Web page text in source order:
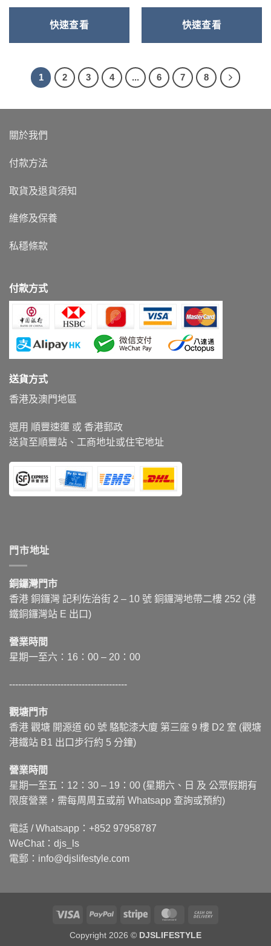
快速查看 快速查看
1 2 3 4 ... 6 7 8
關於我們
付款方法
取貨及退貨須知
維修及保養
私穩條款
付款方式
送貨方式
香港及澳門地區
選用 順豐速運 或 香港郵政
送貨至順豐站、工商地址或住宅地址
門市地址
銅鑼灣門市
香港 銅鑼灣 記利佐治街 2 – 10 號 銅鑼灣地帶二樓 252 (港
鐵銅鑼灣站 E 出口)
營業時間
星期一至六：16：00 – 20：00
---------------------------------------
觀塘門市
香港 觀塘 開源道 60 號 駱駝漆大廈 第三座 9 樓 D2 室 (觀塘
港鐵站 B1 出口步行約 5 分鐘)
營業時間
星期一至五：12：30 – 19：00 (星期六、日 及 公眾假期有
限度營業，需每周周五或前 Whatsapp 查詢或預約)
電話 / Whatsapp：+852 97958787
WeChat：djs_ls
電郵：info@djslifestyle.com
Visa PayPal Stripe MasterCard
Copyright 2026 © DJSLIFESTYLE